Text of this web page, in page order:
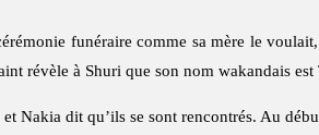
funéraire comme sa mère le
révèle à Shuri que son nom wakandais est
Nakia dit qu’ils se sont rencontrés. Au